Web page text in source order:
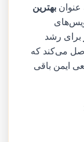
عنوانبهترین
برای رشد
می‌کند که
ایمن باقی